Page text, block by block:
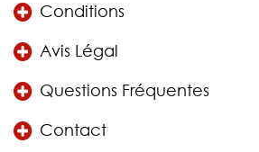
Conditions
Avis Légal
Questions Fréquentes
Contact